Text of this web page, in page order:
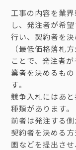
工事の内容を業
し、発注者が希
行い、契約者を
（最低価格落札
ことで、発注者
業者を決めるも
す。
競争入札にはあ
種類があります。
前者は発注する側
契約者を決める
画などを提出さ